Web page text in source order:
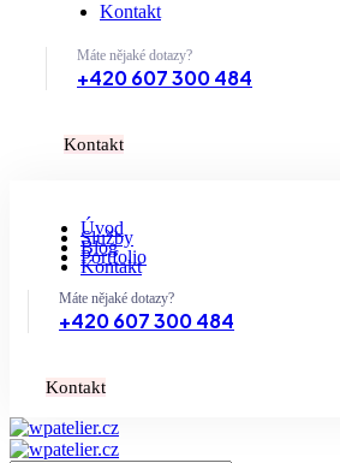
Kontakt
Máte nějaké dotazy?
+420 607 300 484
Kontakt
Úvod
Služby
Blog
Portfolio
Kontakt
Máte nějaké dotazy?
+420 607 300 484
Kontakt